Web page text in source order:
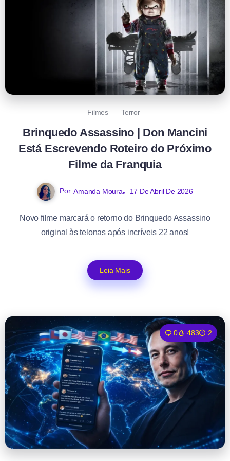
Filmes Terror
Brinquedo Assassino | Don Mancini
Está Escrevendo Roteiro do Próximo
Filme da Franquia
Por Amanda Moura 17 De Abril De 2026
Novo filme marcará o retorno do Brinquedo Assassino
original às telonas após incríveis 22 anos!
Leia Mais
0 483 2